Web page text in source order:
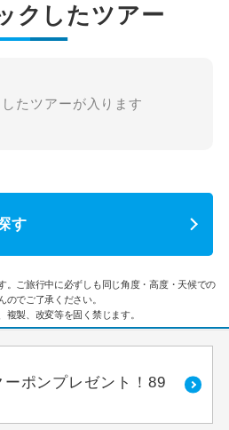
クしたツアー
たツアーが入ります
す
ご旅行中に必ずしも同じ角度・高度・天候での
のでご了承ください。
製、改変等を固く禁じます。
ポンプレゼント！89